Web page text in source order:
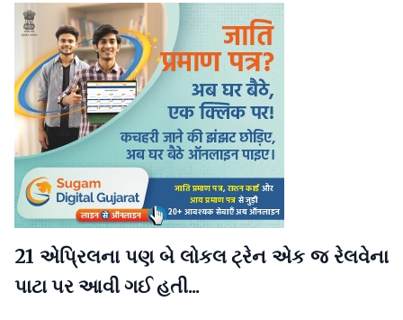
21 એપ્રિલના પણ બે લોકલ ટ્રેન એક જ રેલવેના
પાટા પર આવી ગઈ હતી...